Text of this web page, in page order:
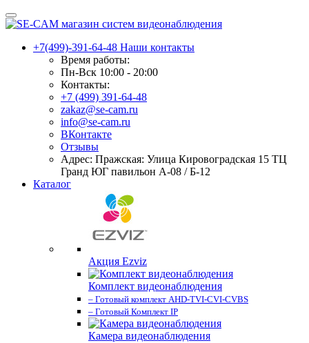
+7(499)-391-64-48 Наши контакты
Время работы:
Пн-Вск 10:00 - 20:00
Контакты:
+7 (499) 391-64-48
zakaz@se-cam.ru
info@se-cam.ru
ВКонтакте
Отзывы
Адрес: Пражская: Улица Кировоградская 15 ТЦ
Гранд ЮГ павильон А-08 / Б-12
Каталог
Акция Ezviz
Комплект видеонаблюдения
– Готовый комплект AHD-TVI-CVI-CVBS
– Готовый Комплект IP
Камера видеонаблюдения